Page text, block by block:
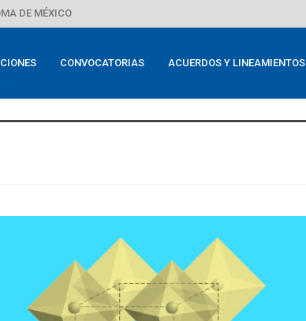
DE MÉXICO
CONVOCATORIAS ACUERDOS Y LINEAMIENTOS